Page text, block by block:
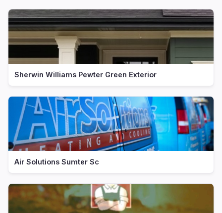
Sherwin Williams Pewter Green Exterior
Air Solutions Sumter Sc